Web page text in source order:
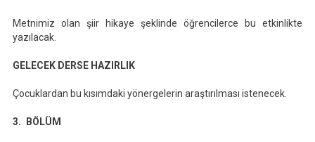
Metnimiz olan şiir hikaye şeklinde öğrencilerce bu etkinlikte
yazılacak.
GELECEK DERSE HAZIRLIK
Çocuklardan bu kısımdaki yönergelerin araştırılması istenecek.
3. BÖLÜM